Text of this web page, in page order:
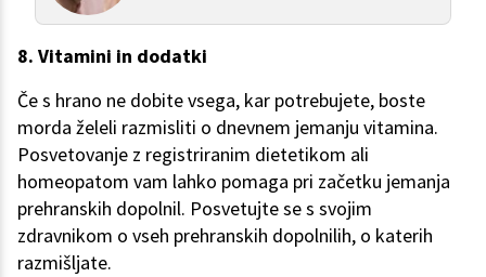
8. Vitamini in dodatki
Če s hrano ne dobite vsega, kar potrebujete, boste
morda želeli razmisliti o dnevnem jemanju vitamina.
Posvetovanje z registriranim dietetikom ali
homeopatom vam lahko pomaga pri začetku jemanja
prehranskih dopolnil. Posvetujte se s svojim
zdravnikom o vseh prehranskih dopolnilih, o katerih
razmišljate.